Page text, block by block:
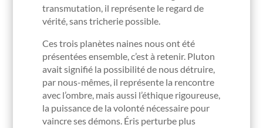
transmutation, il représente le regard de
vérité, sans tricherie possible.
Ces trois planètes naines nous ont été
présentées ensemble, c’est à retenir. Pluton
avait signifié la possibilité de nous détruire,
par nous-mêmes, il représente la rencontre
avec l’ombre, mais aussi l’éthique rigoureuse,
la puissance de la volonté nécessaire pour
vaincre ses démons. Éris perturbe plus